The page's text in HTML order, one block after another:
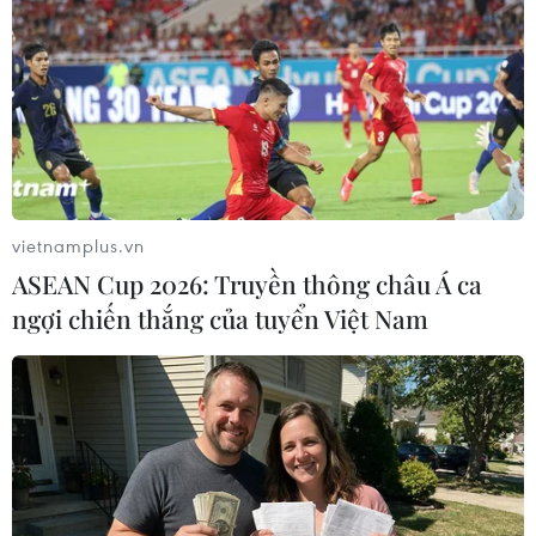
Ở hai cặp đấu còn lại: "tân vương" Thép Xanh
Nam Định sẽ nhận cúp vô địch trên sân nhà ở
cuộc tiếp đón Hồng Lĩnh Hà Tĩnh (36 điểm);
trong khi Becamex Bình Dương (29 điểm, xếp
thứ 8) và Đông Á Thanh Hóa (31 điểm, xếp thứ
7) đều nỗ lực giành điểm để khép lại mùa giải
với một vị trí ở nửa trên của bảng xếp hạng./.
vietnamplus.vn
ASEAN Cup 2026: Truyền thông châu Á ca
ngợi chiến thắng của tuyển Việt Nam